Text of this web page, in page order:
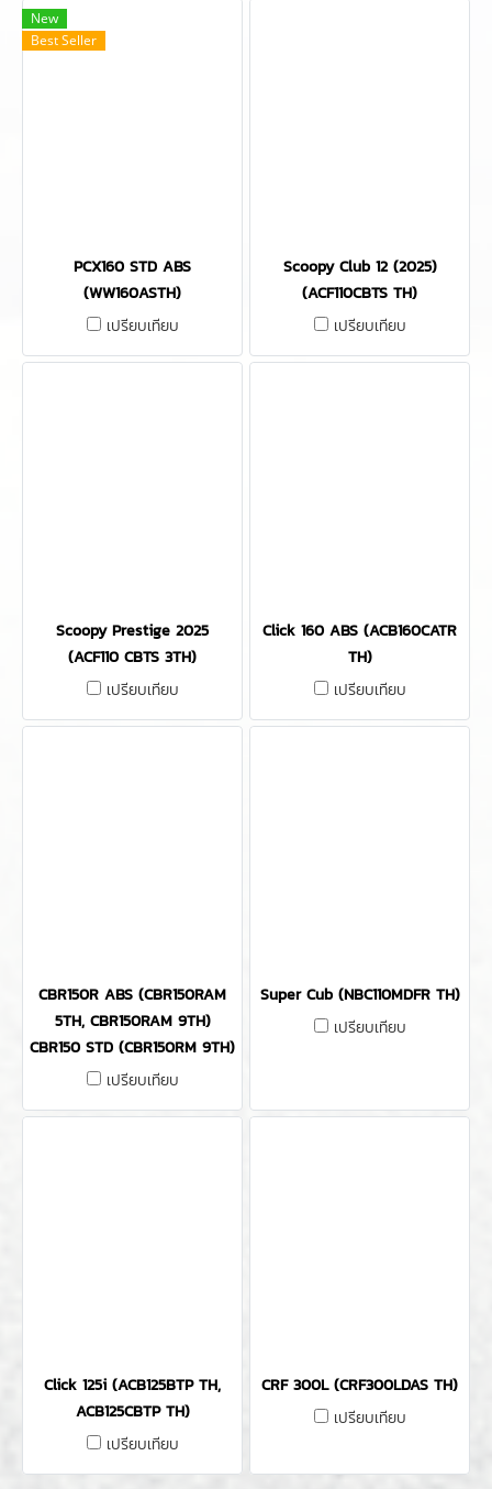
New
Best Seller
PCX160 STD ABS
(WW160ASTH)
เปรียบเทียบ
Scoopy Club 12 (2025)
(ACF110CBTS TH)
เปรียบเทียบ
Scoopy Prestige 2025
(ACF110 CBTS 3TH)
เปรียบเทียบ
Click 160 ABS (ACB160CATR
TH)
เปรียบเทียบ
CBR150R ABS (CBR150RAM
5TH, CBR150RAM 9TH)
CBR150 STD (CBR150RM 9TH)
เปรียบเทียบ
Super Cub (NBC110MDFR TH)
เปรียบเทียบ
Click 125i (ACB125BTP TH,
ACB125CBTP TH)
เปรียบเทียบ
CRF 300L (CRF300LDAS TH)
เปรียบเทียบ